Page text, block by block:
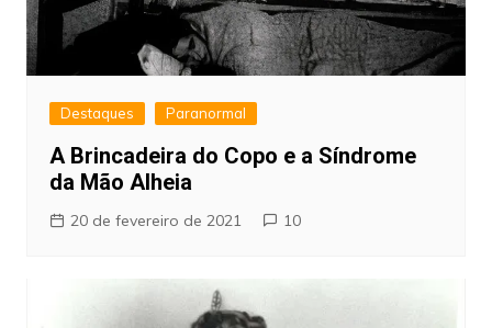
Destaques Paranormal
A Brincadeira do Copo e a Síndrome
da Mão Alheia
20 de fevereiro de 2021 10